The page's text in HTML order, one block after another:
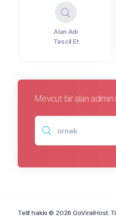
Alan Adı
Tescil Et
Mevcut bir alan
Telif hakkı © 2026 GoViralHost.